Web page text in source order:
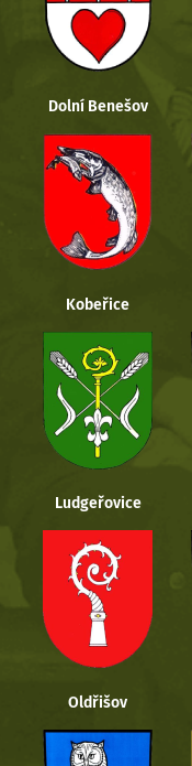
Dolní Benešov
Kobeřice
Ludgeřovice
Oldřišov